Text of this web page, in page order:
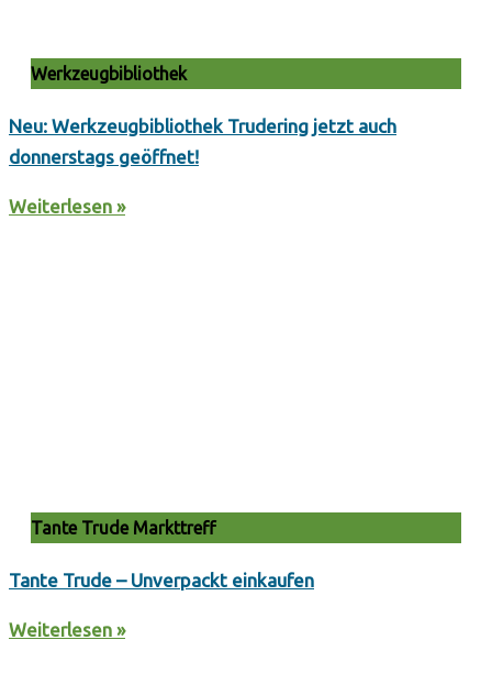
Werkzeugbibliothek
Neu: Werkzeugbibliothek Trudering jetzt auch
donnerstags geöffnet!
Weiterlesen »
Tante Trude Markttreff
Tante Trude – Unverpackt einkaufen
Weiterlesen »